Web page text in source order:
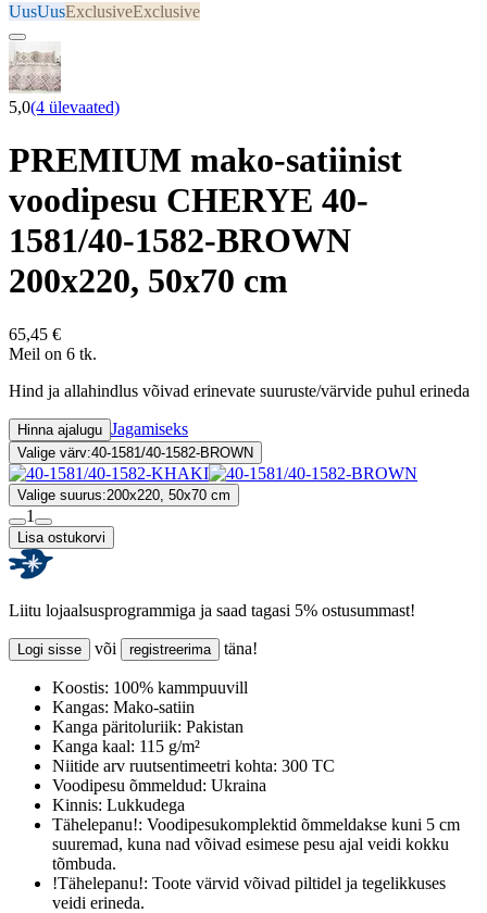
UusUusExclusiveExclusive
5,0(4 ülevaated)
PREMIUM mako-satiinist
voodipesu CHERYE 40-
1581/40-1582-BROWN
200x220, 50x70 cm
65,45 €
Meil on 6 tk.
Hind ja allahindlus võivad erinevate suuruste/värvide puhul erineda
Hinna ajalugu Jagamiseks
Valige värv:40-1581/40-1582-BROWN
Valige suurus:200x220, 50x70 cm
1
Lisa ostukorvi
Liitu lojaalsusprogrammiga ja saad tagasi 5% ostusummast!
Logi sisse või registreerima täna!
Koostis: 100% kammpuuvill
Kangas: Mako-satiin
Kanga päritoluriik: Pakistan
Kanga kaal: 115 g/m²
Niitide arv ruutsentimeetri kohta: 300 TC
Voodipesu õmmeldud: Ukraina
Kinnis: Lukkudega
Tähelepanu!: Voodipesukomplektid õmmeldakse kuni 5 cm
suuremad, kuna nad võivad esimese pesu ajal veidi kokku
tõmbuda.
!Tähelepanu!: Toote värvid võivad piltidel ja tegelikkuses
veidi erineda.